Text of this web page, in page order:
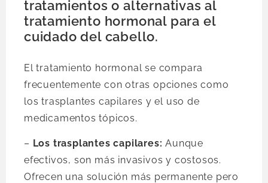
tratamientos o alternativas al
tratamiento hormonal para el
cuidado del cabello.
El tratamiento hormonal se compara
frecuentemente con otras opciones como
los trasplantes capilares y el uso de
medicamentos tópicos.
– Los trasplantes capilares: Aunque
efectivos, son más invasivos y costosos.
Ofrecen una solución más permanente pero